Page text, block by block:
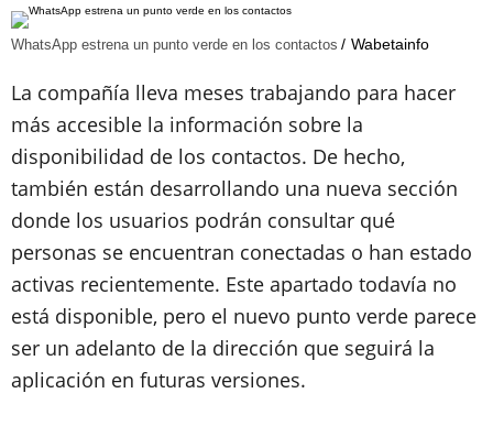
WhatsApp estrena un punto verde en los contactos Wabetainfo
La compañía lleva meses trabajando para hacer
más accesible la información sobre la
disponibilidad de los contactos. De hecho,
también están desarrollando una nueva sección
donde los usuarios podrán consultar qué
personas se encuentran conectadas o han estado
activas recientemente. Este apartado todavía no
está disponible, pero el nuevo punto verde parece
ser un adelanto de la dirección que seguirá la
aplicación en futuras versiones.